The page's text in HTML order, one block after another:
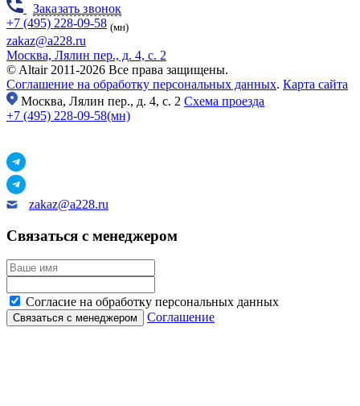
Заказать звонок
+7 (495) 228-09-58 (мн)
zakaz@a228.ru
Москва, Лялин пер., д. 4, с. 2
© Altair 2011-2026 Все права защищены.
Соглашение на обработку персональных данных. Карта сайта
Москва, Лялин пер., д. 4, с. 2 Схема проезда
+7 (495) 228-09-58(мн)
zakaz@a228.ru
Связаться с менеджером
Согласие на обработку персональных данных
Соглашение